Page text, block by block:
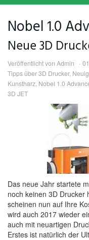
Nobel 1.0
Neue 3D
Veröffentlicht von Admin
Tipps über 3D Drucker,
Kunstharz, Nobel 1.0
3D JET
Das neue Jahr startete
noch keinen 3D Drucker
scheinen nun auf Ihre
wird auch 2017 wieder
auch mit neuartigen
Erstes ist natürlich der